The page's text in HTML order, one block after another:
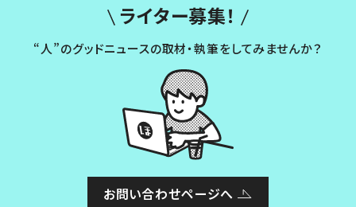
ライター募集！
“人”のグッドニュースの取材・執筆をしてみませんか？
お問い合わせページへ